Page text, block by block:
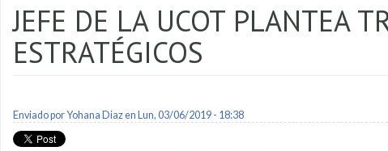
JEFE DE LA UCOT PLANTEA
ESTRATÉGICOS
Enviado porYohana Diazen Lun, 03/06/2019 - 18:38